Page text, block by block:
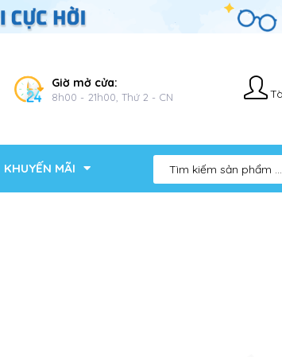
Giờ mở cửa:
8h00 - 21h00, Thứ 2 - CN
KHUYẾN MÃI